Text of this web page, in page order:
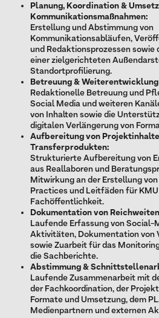
Planung, Koordination &
Kommunikationsmaßnahmen:
Erstellung und Abstimmung von
Kommunikationsabläufen,
und Redaktionsprozessen sowie
einer zielgerichteten
Standortprofilierung.
Betreuung &
Redaktionelle Betreuung und
Social Media und weiteren
von Inhalten sowie die
digitalen Verlängerung von
Aufbereitung von
Transferprodukten:
Strukturierte Aufbereitung von
aus Reallaboren und
Mitwirkung an der Erstellung
Practices und Leitfäden für
Fachöffentlichkeit.
Dokumentation von
Laufende Erfassung von Social-
Aktivitäten, Dokumentation von
sowie Zuarbeit für das
die Sachberichte.
Abstimmung &
Laufende Zusammenarbeit mit
der Fachkoordination, der
Formate und Umsetzung, dem
Medienpartnern und externen